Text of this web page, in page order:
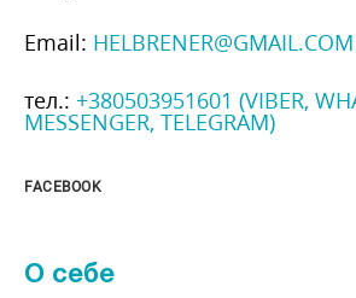
Email: HELBRENER@GMAIL.COM
тел.: +380503951601 (VIBER,
MESSENGER, TELEGRAM)
FACEBOOK
О себе